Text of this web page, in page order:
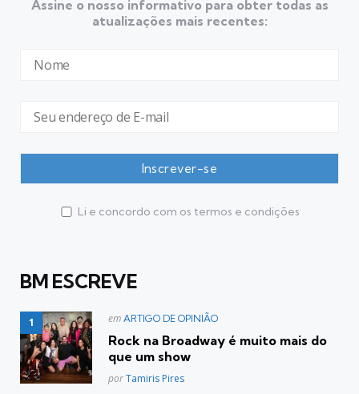
Assine o nosso informativo para obter todas as
atualizações mais recentes:
Li e concordo com os termos e condições
BM ESCREVE
Postado
em
em ARTIGO DE OPINIÃO
Rock na Broadway é muito mais do
que um show
Posted
porTamiris Pires